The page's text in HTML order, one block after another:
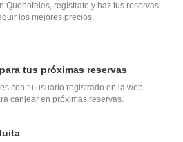
Quehoteles, regístrate y haz tus reservas
los mejores precios.
tus próximas reservas
con tu usuario registrado en la web
canjear en próximas reservas.